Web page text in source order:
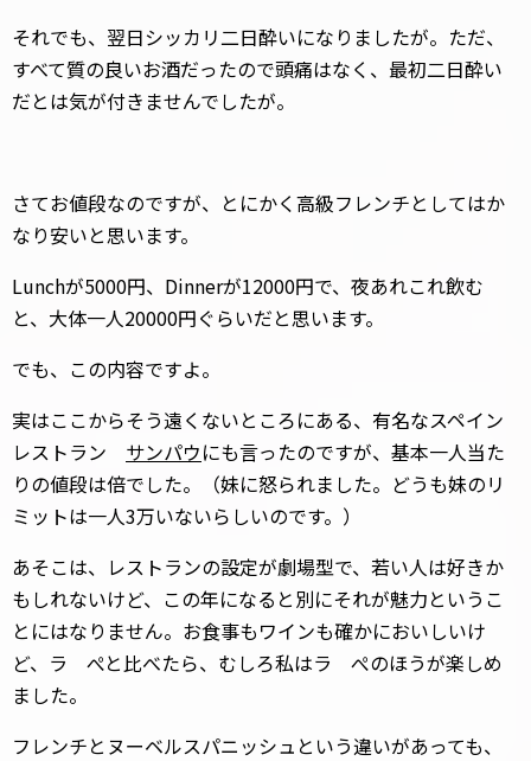
それでも、翌日シッカリ二日酔いになりましたが。ただ、
すべて質の良いお酒だったので頭痛はなく、最初二日酔い
だとは気が付きませんでしたが。
さてお値段なのですが、とにかく高級フレンチとしてはか
なり安いと思います。
Lunchが5000円、Dinnerが12000円で、夜あれこれ飲む
と、大体一人20000円ぐらいだと思います。
でも、この内容ですよ。
実はここからそう遠くないところにある、有名なスペイン
レストラン サンパウにも言ったのですが、基本一人当た
りの値段は倍でした。（妹に怒られました。どうも妹のリ
ミットは一人3万いないらしいのです。）
あそこは、レストランの設定が劇場型で、若い人は好きか
もしれないけど、この年になると別にそれが魅力というこ
とにはなりません。お食事もワインも確かにおいしいけ
ど、ラ ぺと比べたら、むしろ私はラ ぺのほうが楽しめ
ました。
フレンチとヌーベルスパニッシュという違いがあっても、